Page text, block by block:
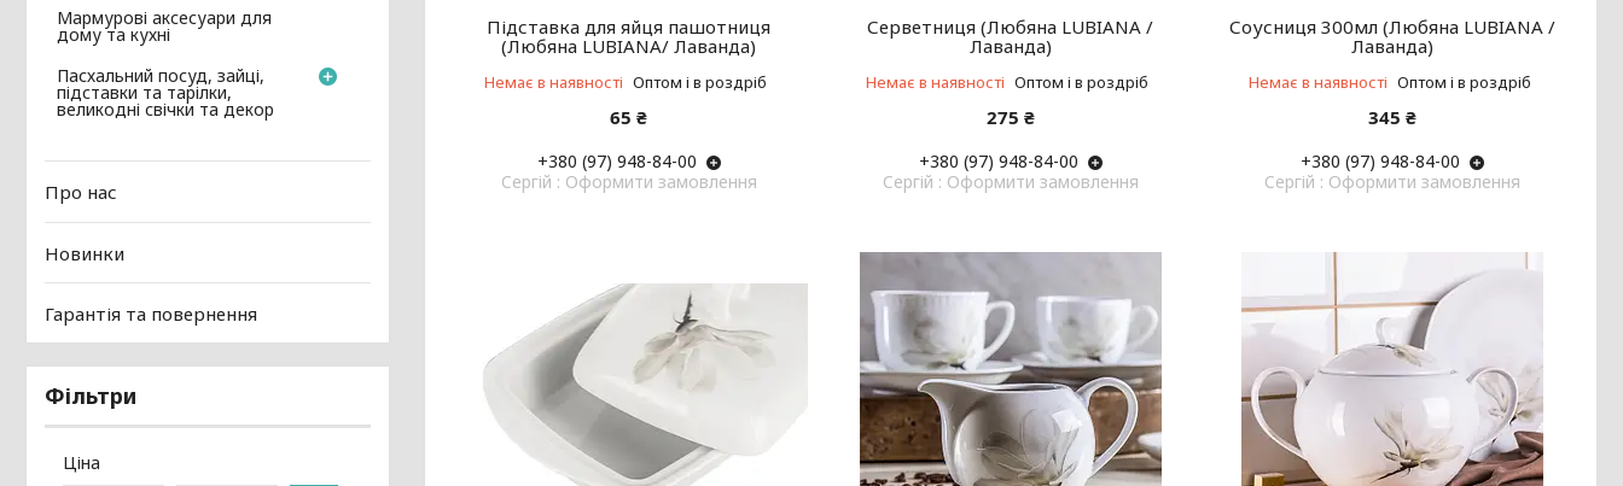
Підставка для яйця пашотниця
(Любяна LUBIANA/ Лаванда)
Немає в наявності Оптом і в роздріб
65 ₴
+380 (97) 948-84-00
Cергій : Оформити замовлення
Серветниця (Любяна LUBIANA /
Лаванда)
Немає в наявності Оптом і в роздріб
275 ₴
+380 (97) 948-84-00
Cергій : Оформити замовлення
Соусниця 300мл (Любяна LUBIANA /
Лаванда)
Немає в наявності Оптом і в роздріб
345 ₴
+380 (97) 948-84-00
Cергій : Оформити замовлення
Мармурові аксесуари для
дому та кухні
Пасхальний посуд, зайці,
підставки та тарілки,
великодні свічки та декор
Про нас
Новинки
Гарантія та повернення
Фільтри
Ціна